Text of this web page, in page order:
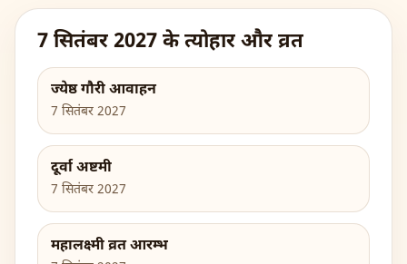
7 सितंबर 2027 के त्योहार और व्रत
ज्येष्ठ गौरी आवाहन
7 सितंबर 2027
दूर्वा अष्टमी
7 सितंबर 2027
महालक्ष्मी व्रत आरम्भ